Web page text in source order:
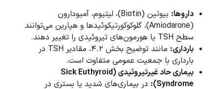
داروها:
بیوتین (Biotin)، لیتیوم، آمیودارون
(Amiodarone)، گلوکوکورتیکوئیدها و هپارین می‌توانند
سطح TSH یا هورمون‌های تیروئیدی را تغییر دهند.
بارداری:
مانند توضیح بخش ۴.۲، مقادیر TSH در
بارداری با جمعیت عمومی متفاوت است.
بیماری حاد غیرتیروئیدی (Sick Euthyroid
Syndrome):
در بیماری‌های شدید یا بستری در